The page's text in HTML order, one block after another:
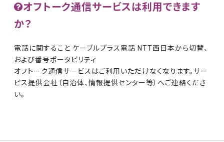
オフトーク通信サービスは利用できます
か？
電話に関すること ケーブルプラス電話 NTT西日本から切替、
および番号ポータビリティ
オフトーク通信サービスはご利用いただけなくなります。サー
ビス提供会社（自治体、情報提供センター等）へご連絡くださ
い。